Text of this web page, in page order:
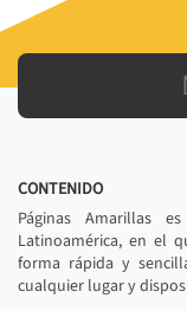
CONTENIDO
Páginas Amarillas
Latinoamérica, en el
forma rápida y
cualquier lugar y